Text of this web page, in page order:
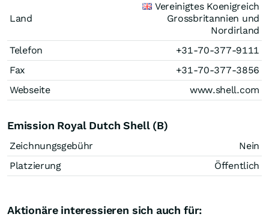
Land
Vereinigtes Koenigreich
Grossbritannien und
Nordirland
Telefon
+31-70-377-9111
Fax
+31-70-377-3856
Webseite
www.shell.com
Emission Royal Dutch Shell (B)
Zeichnungsgebühr
Nein
Platzierung
Öffentlich
Aktionäre interessieren sich auch für: